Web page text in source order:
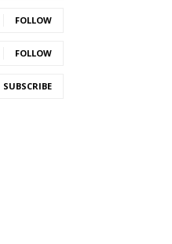
FOLLOW
FOLLOW
SUBSCRIBE